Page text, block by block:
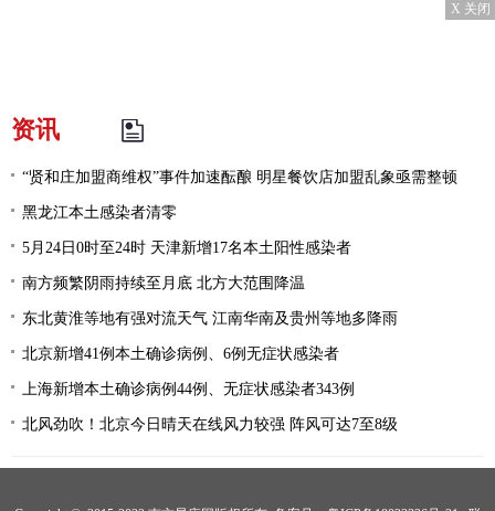
X 关闭
资讯
“贤和庄加盟商维权”事件加速酝酿 明星餐饮店加盟乱象亟需整顿
黑龙江本土感染者清零
5月24日0时至24时 天津新增17名本土阳性感染者
南方频繁阴雨持续至月底 北方大范围降温
东北黄淮等地有强对流天气 江南华南及贵州等地多降雨
北京新增41例本土确诊病例、6例无症状感染者
上海新增本土确诊病例44例、无症状感染者343例
北风劲吹！北京今日晴天在线风力较强 阵风可达7至8级